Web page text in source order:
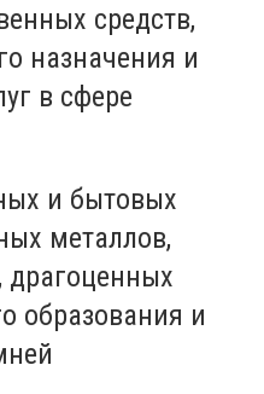
средств,
назначения и
в сфере
и бытовых
металлов,
образования и